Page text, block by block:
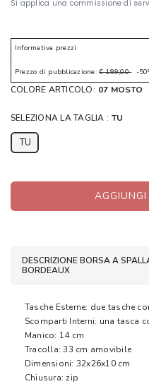
Informativa prezzi
Prezzo di pubblicazione: € 199,00-
COLORE ARTICOLO: 07 MOSTO
SELEZIONA LA TAGLIA : TU
TU
DESCRIZIONE BORSA A
BORDEAUX
Tasche Esterne: due tasche
Scomparti Interni: una tasca
Manico: 14 cm
Tracolla: 33 cm amovibile
Dimensioni: 32x26x10 cm
Chiusura: zip